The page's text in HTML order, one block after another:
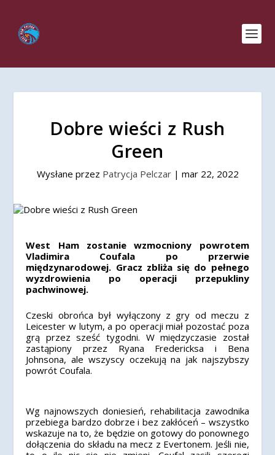
Dobre wieści z Rush
Green
Wysłane przez Patrycja Pelczar| mar 22, 2022
West Ham zostanie wzmocniony powrotem
Vladimira Coufala po przerwie
międzynarodowej. Gracz zbliża się do pełnego
wyzdrowienia po operacji przepukliny
pachwinowej.
Czeski obrońca był wyłączony z gry od meczu z
Leicester w lutym, a po operacji miał pozostać poza
grą przez sześć tygodni. W międzyczasie został
zastąpiony przez Ryana Fredericksa i Bena
Johnsona, ale wszyscy oczekują na jak najszybszy
powrót Coufala.
Wg najnowszych doniesień, rehabilitacja zawodnika
przebiega bardzo dobrze i bez zakłóceń – wszystko
wskazuje na to, że będzie on gotowy do ponownego
dołączenia do składu na mecz z Evertonem. Jeśli nie,